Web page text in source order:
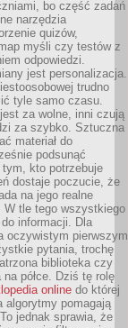
bo część zadań
narzędzia
quizów,
myśli czy testów z
odpowiedzi.
jest personalizacja.
trudno
tyle samo czasu.
za wolne, inni czują
za szybko. Sztuczna
materiał do
podsunąć
kto potrzebuje
dostaje poczucie, że
na jego realne
W tle tego wszystkiego
informacji. Dla
oczywistym pierwszym
pytania, trochę
biblioteka czy
półce. Dziś tę rolę
online do której
algorytmy pomagają
jednak sprawia, że